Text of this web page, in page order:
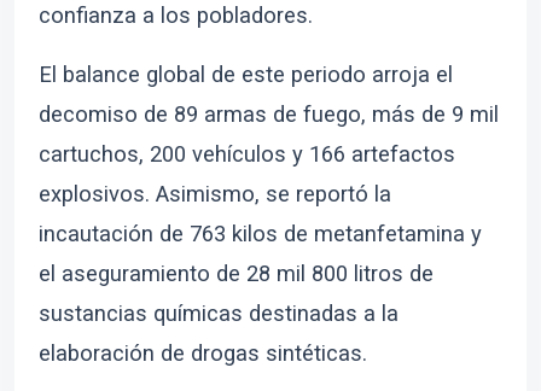
confianza a los pobladores.
El balance global de este periodo arroja el
decomiso de 89 armas de fuego, más de 9 mil
cartuchos, 200 vehículos y 166 artefactos
explosivos. Asimismo, se reportó la
incautación de 763 kilos de metanfetamina y
el aseguramiento de 28 mil 800 litros de
sustancias químicas destinadas a la
elaboración de drogas sintéticas.